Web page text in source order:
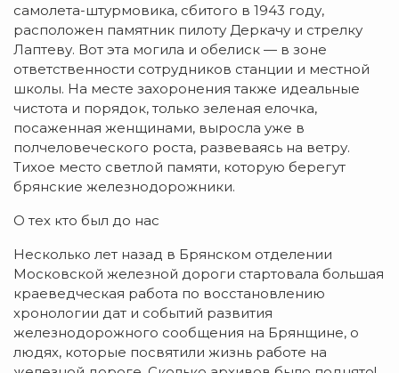
самолета-штурмовика, сбитого в 1943 году,
расположен памятник пилоту Деркачу и стрелку
Лаптеву. Вот эта могила и обелиск — в зоне
ответственности сотрудников станции и местной
школы. На месте захоронения также идеальные
чистота и порядок, только зеленая елочка,
посаженная женщинами, выросла уже в
полчеловеческого роста, развеваясь на ветру.
Тихое место светлой памяти, которую берегут
брянские железнодорожники.
О тех кто был до нас
Несколько лет назад в Брянском отделении
Московской железной дороги стартовала большая
краеведческая работа по восстановлению
хронологии дат и событий развития
железнодорожного сообщения на Брянщине, о
людях, которые посвятили жизнь работе на